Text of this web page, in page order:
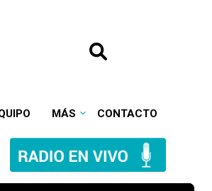
MÁS CONTACTO